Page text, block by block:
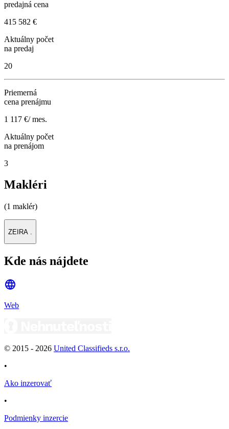
predajná cena
415 582 €
Aktuálny počet
na predaj
20
Priemerná
cena prenájmu
1 117 €/ mes.
Aktuálny počet
na prenájom
3
Makléri
(1 maklér)
ZEIRA .
Kde nás nájdete
Web
© 2015 - 2026 United Classifieds s.r.o.
•
Ako inzerovať
•
Podmienky inzercie